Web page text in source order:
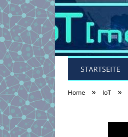
STARTSEITE
Home » IoT »